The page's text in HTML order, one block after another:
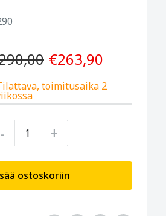
€263,90
toimitusaika 2
- +
ostoskoriin